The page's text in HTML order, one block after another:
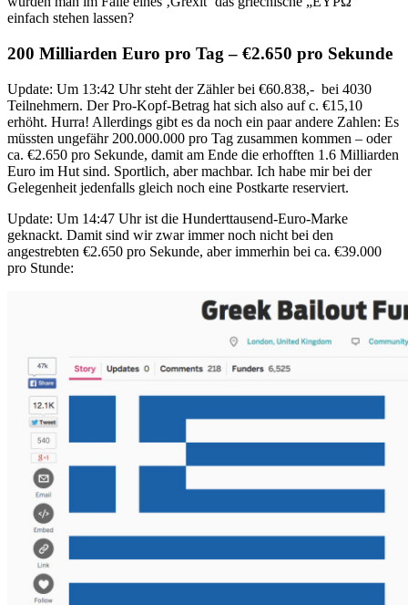
einfach stehen lassen?
200 Milliarden Euro pro Tag – €2.650 pro Sekunde
Update: Um 13:42 Uhr steht der Zähler bei €60.838,- bei 4030
Teilnehmern. Der Pro-Kopf-Betrag hat sich also auf c. €15,10
erhöht. Hurra! Allerdings gibt es da noch ein paar andere Zahlen: Es
müssten ungefähr 200.000.000 pro Tag zusammen kommen – oder
ca. €2.650 pro Sekunde, damit am Ende die erhofften 1.6 Milliarden
Euro im Hut sind. Sportlich, aber machbar. Ich habe mir bei der
Gelegenheit jedenfalls gleich noch eine Postkarte reserviert.
Update: Um 14:47 Uhr ist die Hunderttausend-Euro-Marke
geknackt. Damit sind wir zwar immer noch nicht bei den
angestrebten €2.650 pro Sekunde, aber immerhin bei ca. €39.000
pro Stunde: